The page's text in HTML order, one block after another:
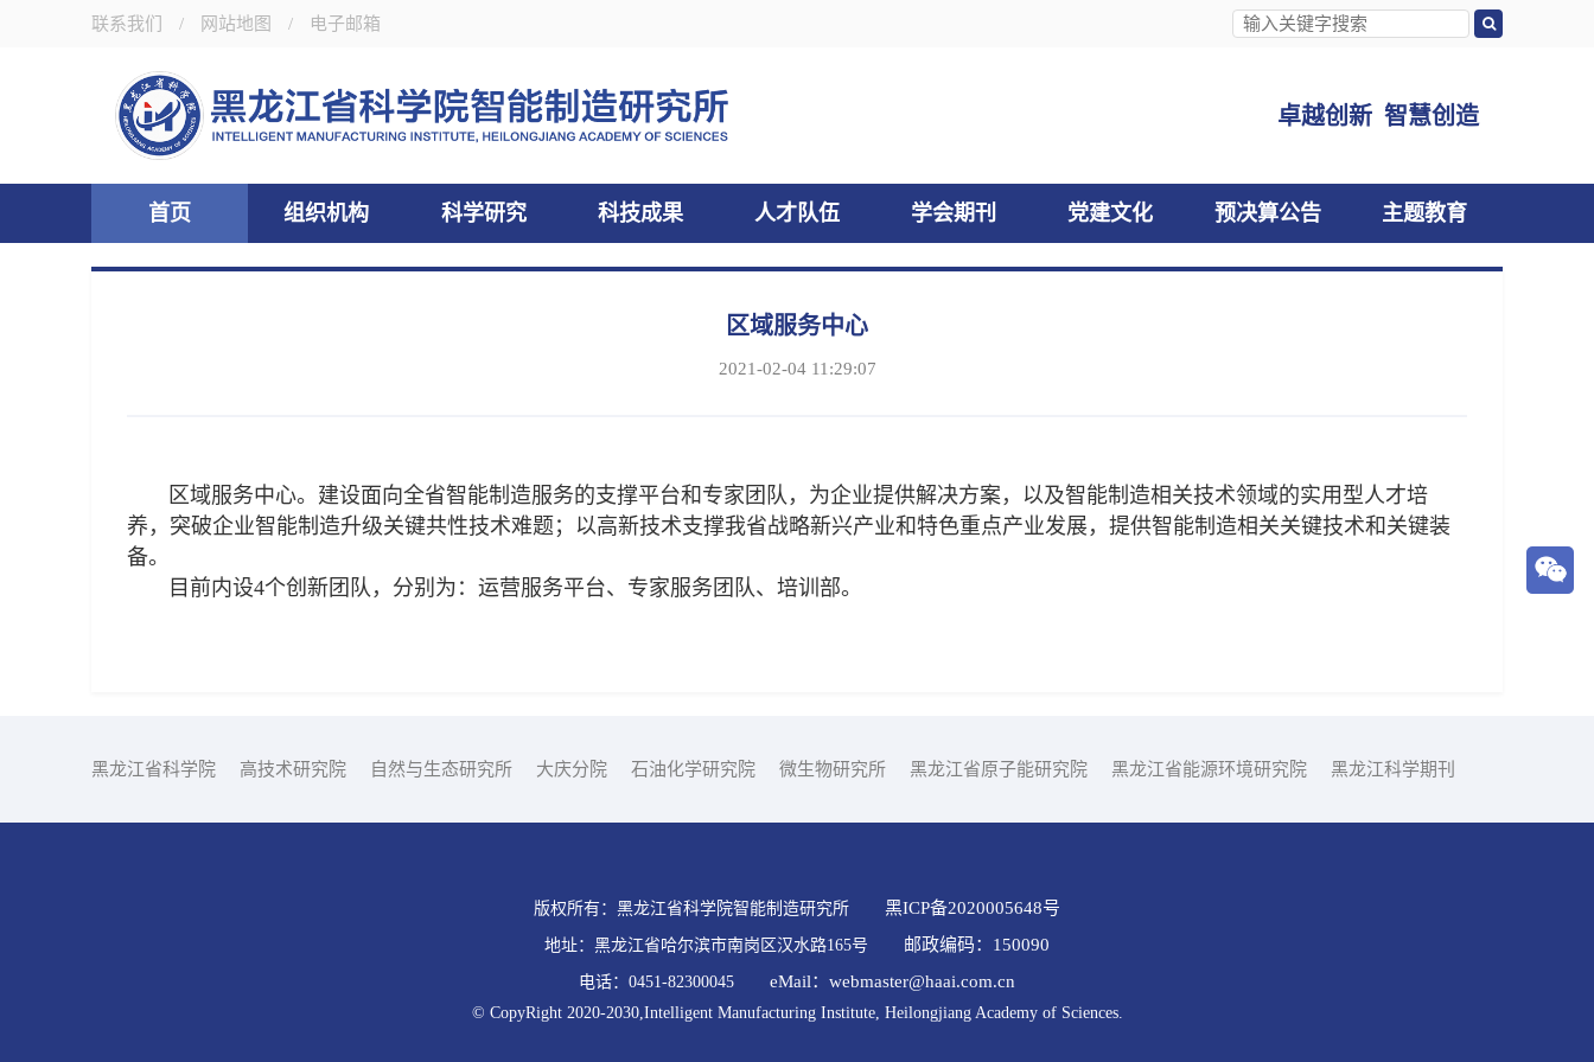
联系我们 / 网站地图 / 电子邮箱
卓越创新 智慧创造
首页 组织机构 科学研究 科技成果 人才队伍 学会期刊 党建文化 预决算公告 主题教育
区域服务中心
2021-02-04 11:29:07
区域服务中心。建设面向全省智能制造服务的支撑平台和专家团队，为企业提供解决方案，以及智能制造相关技术领域的实用型人才培
养，突破企业智能制造升级关键共性技术难题；以高新技术支撑我省战略新兴产业和特色重点产业发展，提供智能制造相关关键技术和关键装
备。
目前内设4个创新团队，分别为：运营服务平台、专家服务团队、培训部。
黑龙江省科学院 高技术研究院 自然与生态研究所 大庆分院 石油化学研究院 微生物研究所 黑龙江省原子能研究院 黑龙江省能源环境研究院 黑龙江科学期刊
版权所有：黑龙江省科学院智能制造研究所 黑ICP备2020005648号
地址：黑龙江省哈尔滨市南岗区汉水路165号 邮政编码：150090
电话：0451-82300045 eMail：webmaster@haai.com.cn
© CopyRight 2020-2030,Intelligent Manufacturing Institute, Heilongjiang Academy of Sciences.